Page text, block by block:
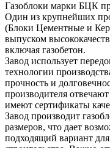
Газоблоки марки БЦК
Один из крупнейших
(Блоки Цементные и
выпуском
включая газобетон.
Завод использует
технологии
прочность и
производителя
имеют сертификаты
Завод производит
размеров, что дает
подходящий вариант